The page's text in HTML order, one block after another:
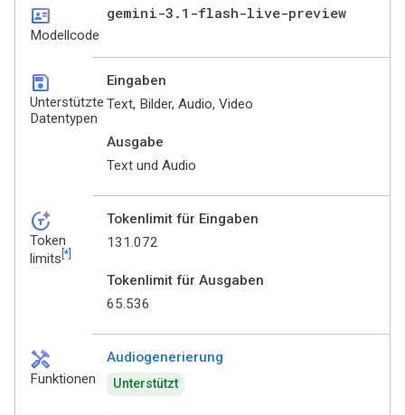
id_card
Modellcode
gemini-3 . 1-flash-live-preview
save
Unterstützte
Datentypen
Eingaben
Text, Bilder, Audio, Video
Ausgabe
Text und Audio
token_auto
Token
limits [*]
Tokenlimit für Eingaben
131.072
Tokenlimit für Ausgaben
65.536
handyman
Funktionen
Audiogenerierung
Unterstützt